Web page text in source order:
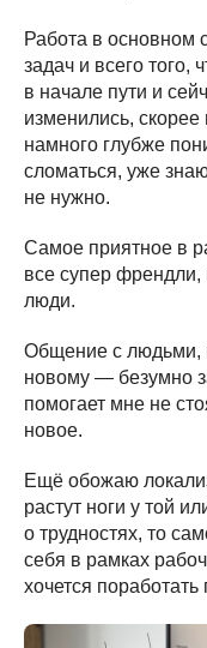
Работа в основном
задач и всего того,
в начале пути и
изменились,
намного глубже
сломаться, уже
не нужно.
Самое приятное в
все супер
люди.
Общение с людьми,
новому — безумно
помогает мне не
новое.
Ещё обожаю
растут ноги у той
о трудностях, то
себя в рамках
хочется